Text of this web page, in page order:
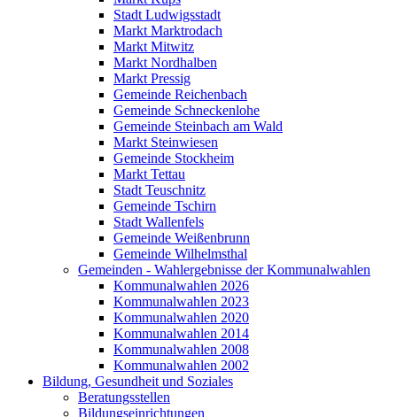
Stadt Ludwigsstadt
Markt Marktrodach
Markt Mitwitz
Markt Nordhalben
Markt Pressig
Gemeinde Reichenbach
Gemeinde Schneckenlohe
Gemeinde Steinbach am Wald
Markt Steinwiesen
Gemeinde Stockheim
Markt Tettau
Stadt Teuschnitz
Gemeinde Tschirn
Stadt Wallenfels
Gemeinde Weißenbrunn
Gemeinde Wilhelmsthal
Gemeinden - Wahlergebnisse der Kommunalwahlen
Kommunalwahlen 2026
Kommunalwahlen 2023
Kommunalwahlen 2020
Kommunalwahlen 2014
Kommunalwahlen 2008
Kommunalwahlen 2002
Bildung, Gesundheit und Soziales
Beratungsstellen
Bildungseinrichtungen